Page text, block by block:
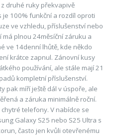
druhé ruky překvapivě
100% funkční a rozdíl oproti
ve vzhledu, příslušenství nebo
plnou 24měsíční záruku a
ve 14denní lhůtě, kde někdo
krátce zapnul. Zánovní kusy
používání, ale stále mají 21
kompletní příslušenství.
pak míří ještě dál v úspoře, ale
a záruka minimálně roční.
telefony. V nabídce se
Galaxy S25 nebo S25 Ultra s
často jen kvůli otevřenému